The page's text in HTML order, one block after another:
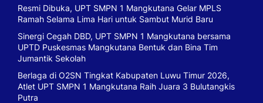
Resmi Dibuka, UPT SMPN 1 Mangkutana Gelar MPLS
Ramah Selama Lima Hari untuk Sambut Murid Baru
Sinergi Cegah DBD, UPT SMPN 1 Mangkutana bersama
UPTD Puskesmas Mangkutana Bentuk dan Bina Tim
Jumantik Sekolah
Berlaga di O2SN Tingkat Kabupaten Luwu Timur 2026,
Atlet UPT SMPN 1 Mangkutana Raih Juara 3 Bulutangkis
Putra